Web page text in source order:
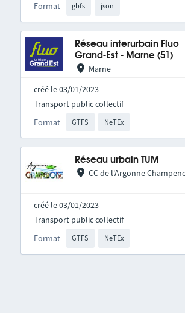
Format gbfs json
Réseau interurbain Fluo
Grand-Est - Marne (51)
Marne
créé le 03/01/2023
Format GTFS NeTEx
Transport public collectif
Réseau urbain TUM
CC de l'Argonne
créé le 03/01/2023
Format GTFS NeTEx
Transport public collectif